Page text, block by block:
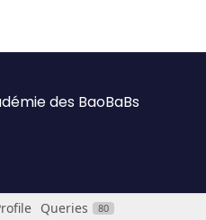
des BaoBaBs
Queries 80